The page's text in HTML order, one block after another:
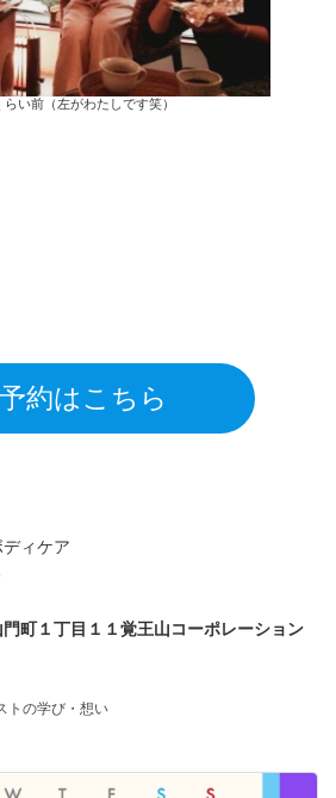
らい前（左がわたしです笑）
約はこちら
ィケア
町１丁目１１覚王山コーポレーション
トの学び・想い